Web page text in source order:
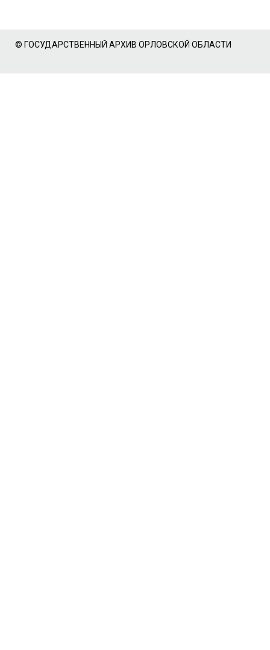
© ГОСУДАРСТВЕННЫЙ АРХИВ ОРЛОВСКОЙ ОБЛАСТИ